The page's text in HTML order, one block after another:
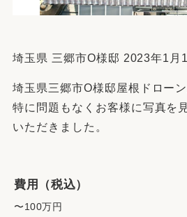
埼玉県 三郷市O様邸 2023年1月
埼玉県三郷市O様邸屋根ドロー
特に問題もなくお客様に写真を
いただきました。
費用（税込）
〜100万円